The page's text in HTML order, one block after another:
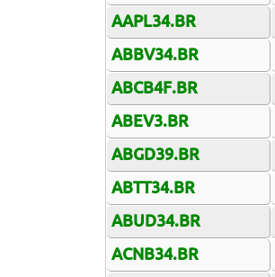
AAPL34.BR
ABBV34.BR
ABCB4F.BR
ABEV3.BR
ABGD39.BR
ABTT34.BR
ABUD34.BR
ACNB34.BR